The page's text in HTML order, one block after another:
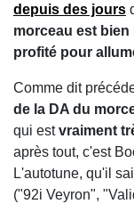
depuis des jours
morceau est
profité pour
Comme dit
de la DA du
qui estvraiment
après tout, c'est
L'autotune, qu'il
("92i Veyron",